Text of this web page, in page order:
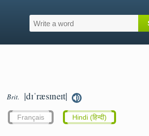
Brit. |dɪˈræsɪneɪt|
Français Hindi (हिन्दी)